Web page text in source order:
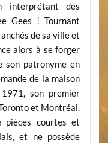
interprétant des
Gees ! Tournant
de sa ville et
alors à se forger
son patronyme en
de la maison
son premier
et Montréal.
pièces courtes et
et ne possède